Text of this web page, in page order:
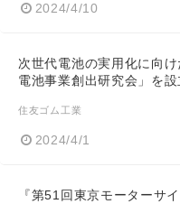
2024/4/10
次世代電池の実用化に向
電池事業創出研究会」を設
住友ゴム工業
2024/4/1
『第51回東京モーターサ